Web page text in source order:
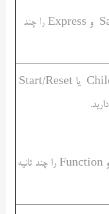
دکمهSanitize و Express را چند
دکمهChild Lock یا Start/Reset
دکمهStart و Function را چند ثانیه